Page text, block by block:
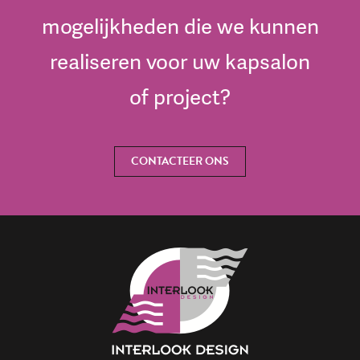
mogelijkheden die we kunnen
realiseren voor uw kapsalon
of project?
CONTACTEER ONS